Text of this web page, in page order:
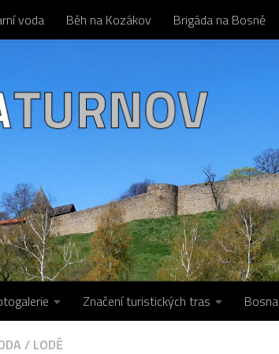
voda Běh na Kozákov Brigáda na Bosně
Značení turistických tras Bosna
/ LODĚ